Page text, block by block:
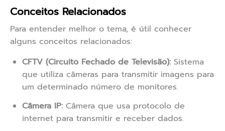
Conceitos Relacionados
Para entender melhor o tema, é útil conhecer
alguns conceitos relacionados:
CFTV (Circuito Fechado de Televisão): Sistema
que utiliza câmeras para transmitir imagens para
um determinado número de monitores.
Câmera IP: Câmera que usa protocolo de
internet para transmitir e receber dados.